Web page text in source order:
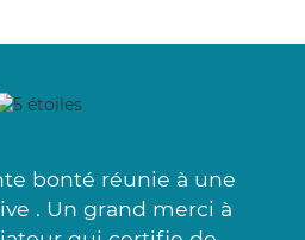
bonté réunie à une
. Un grand merci à